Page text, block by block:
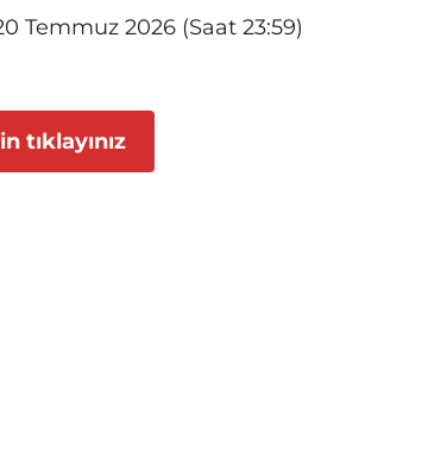
Temmuz 2026 (Saat 23:59)
tıklayınız